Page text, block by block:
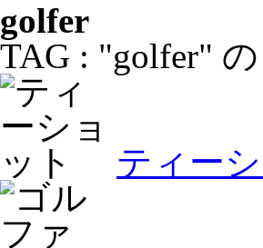
golfer
TAG : "golfer"
ティー